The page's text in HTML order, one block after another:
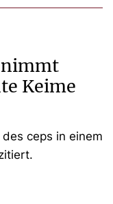
nimmt
Keime
ceps in einem